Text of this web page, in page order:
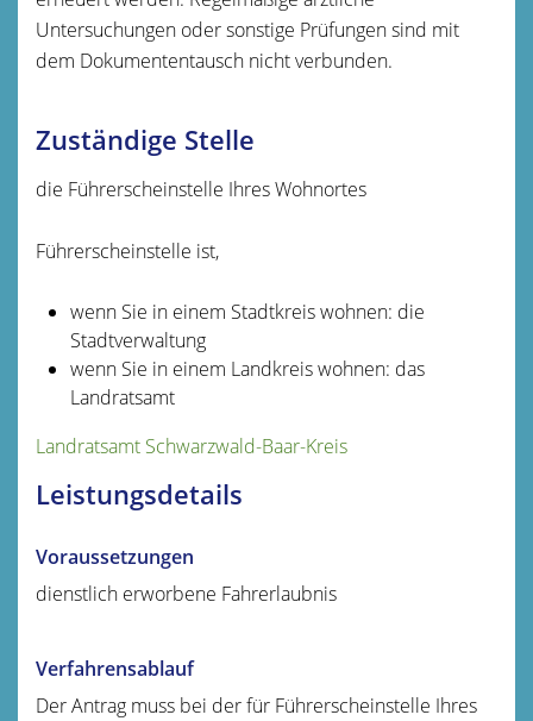
Untersuchungen oder sonstige Prüfungen sind mit
dem Dokumententausch nicht verbunden.
Zuständige Stelle
die Führerscheinstelle Ihres Wohnortes
Führerscheinstelle ist,
wenn Sie in einem Stadtkreis wohnen: die
Stadtverwaltung
wenn Sie in einem Landkreis wohnen: das
Landratsamt
Landratsamt Schwarzwald-Baar-Kreis
Leistungsdetails
Voraussetzungen
dienstlich erworbene Fahrerlaubnis
Verfahrensablauf
Der Antrag muss bei der für Führerscheinstelle Ihres